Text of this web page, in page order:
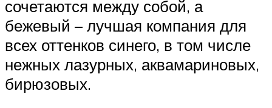
сочетаются между собой, а
бежевый – лучшая компания для
всех оттенков синего, в том числе
нежных лазурных, аквамариновых,
бирюзовых.